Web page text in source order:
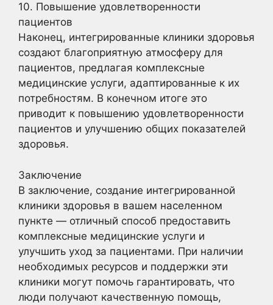
10. Повышение удовлетворенности
пациентов
Наконец, интегрированные клиники здоровья
создают благоприятную атмосферу для
пациентов, предлагая комплексные
медицинские услуги, адаптированные к их
потребностям. В конечном итоге это
приводит к повышению удовлетворенности
пациентов и улучшению общих показателей
здоровья.
Заключение
В заключение, создание интегрированной
клиники здоровья в вашем населенном
пункте — отличный способ предоставить
комплексные медицинские услуги и
улучшить уход за пациентами. При наличии
необходимых ресурсов и поддержки эти
клиники могут помочь гарантировать, что
люди получают качественную помощь,